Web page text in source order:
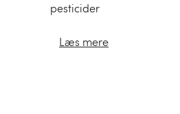
pesticider
Læs mere